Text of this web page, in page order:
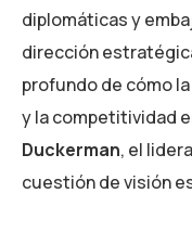
diplomáticas y
dirección
profundo de cómo
y la competitividad
Duckerman, el
cuestión de visión